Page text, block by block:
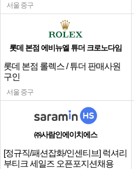
서울 중구
롯데 본점 에비뉴엘 튜더 크로노다임
롯데 본점 롤렉스 / 튜더 판매사원
구인
서울 중구
㈜사람인에이치에스
[정규직/패션잡화/인센티브] 럭셔리
부티크 세일즈 오픈포지션채용